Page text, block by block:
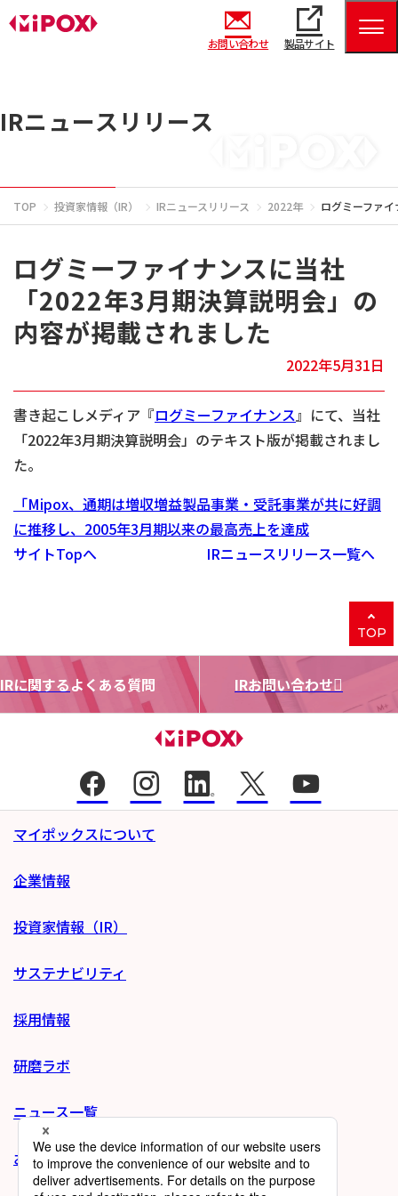
お問い合わせ 製品サイト
IRニュースリリース
TOP 投資家情報（IR） IRニュースリリース 2022年 ログミーファ
ログミーファイナンスに当社
「2022年3月期決算説明会」の
内容が掲載されました
2022年5月31日
書き起こしメディア『ログミーファイナンス』にて、当社
「2022年3月期決算説明会」のテキスト版が掲載されまし
た。
「Mipox、通期は増収増益製品事業・受託事業が共に好調
に推移し、2005年3月期以来の最高売上を達成
サイトTopへ
IRニュースリリース一覧へ
TOP
IRに関するよくある質問 IRお問い合わせ
マイポックスについて
企業情報
投資家情報（IR）
サステナビリティ
採用情報
研磨ラボ
ニュース一覧
お問い合わせ